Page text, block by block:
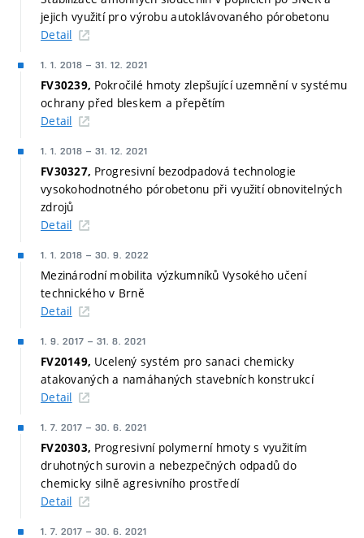
jejich využití pro výrobu autoklávovaného pórobetonu
Detail
1. 1. 2018 – 31. 12. 2021
FV30239, Pokročilé hmoty zlepšující uzemnění v systému
ochrany před bleskem a přepětím
Detail
1. 1. 2018 – 31. 12. 2021
FV30327, Progresivní bezodpadová technologie
vysokohodnotného pórobetonu při využití obnovitelných
zdrojů
Detail
1. 1. 2018 – 30. 9. 2022
Mezinárodní mobilita výzkumníků Vysokého učení
technického v Brně
Detail
1. 9. 2017 – 31. 8. 2021
FV20149, Ucelený systém pro sanaci chemicky
atakovaných a namáhaných stavebních konstrukcí
Detail
1. 7. 2017 – 30. 6. 2021
FV20303, Progresivní polymerní hmoty s využitím
druhotných surovin a nebezpečných odpadů do
chemicky silně agresivního prostředí
Detail
1. 7. 2017 – 30. 6. 2021